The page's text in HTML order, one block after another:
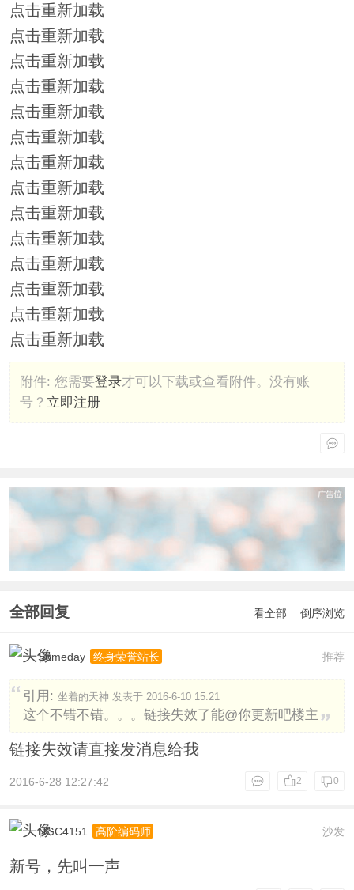
点击重新加载
点击重新加载
点击重新加载
点击重新加载
点击重新加载
点击重新加载
点击重新加载
点击重新加载
点击重新加载
点击重新加载
点击重新加载
点击重新加载
点击重新加载
点击重新加载
附件: 您需要登录才可以下载或查看附件。没有账
号？ 立即注册
全部回复 看全部 倒序浏览
推荐
Someday 终身荣誉站长
引用: 坐着的天神 发表于 2016-6-10 15:21
这个不错不错。。。链接失效了能@你更新吧楼主
链接失效请直接发消息给我
2016-6-28 12:27:42 0
2
沙发
NGC4151 高阶编码师
新号，先叫一声